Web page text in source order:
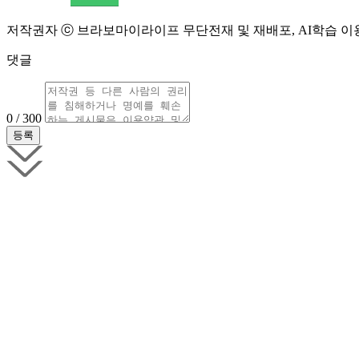
저작권자 ⓒ 브라보마이라이프 무단전재 및 재배포, AI학습 이
댓글
0 / 300